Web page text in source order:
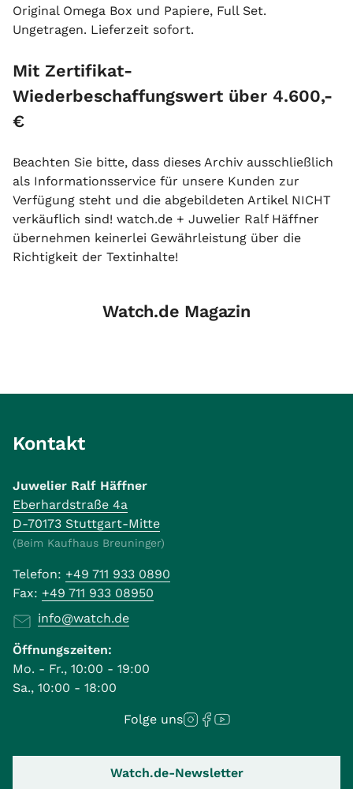
Original Omega Box und Papiere, Full Set.
Ungetragen. Lieferzeit sofort.
Mit Zertifikat-
Wiederbeschaffungswert über 4.600,-
€
Beachten Sie bitte, dass dieses Archiv ausschließlich
als Informationsservice für unsere Kunden zur
Verfügung steht und die abgebildeten Artikel NICHT
verkäuflich sind! watch.de + Juwelier Ralf Häffner
übernehmen keinerlei Gewährleistung über die
Richtigkeit der Textinhalte!
Watch.de Magazin
Kontakt
Juwelier Ralf Häffner
Eberhardstraße 4a
D-70173 Stuttgart-Mitte
(Beim Kaufhaus Breuninger)
Telefon: +49 711 933 0890
Fax: +49 711 933 08950
info@watch.de
Öffnungszeiten:
Mo. - Fr., 10:00 - 19:00
Sa., 10:00 - 18:00
Folge uns
Watch.de-Newsletter